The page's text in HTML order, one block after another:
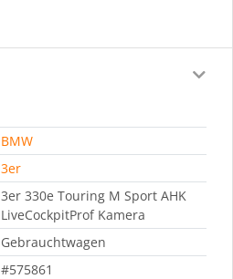
BMW
3er
3er 330e Touring M Sport AHK
LiveCockpitProf Kamera
Gebrauchtwagen
#575861